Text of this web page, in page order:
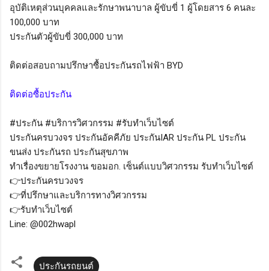
อุบัติเหตุส่วนบุคคลและรักษาพนาบาล ผู้ขับขี่ 1 ผู้โดยสาร 6 คนละ
100,000 บาท
ประกันตัวผู้ขับขี่ 300,000 บาท
ติดต่อสอบถามปรึกษาซื้อประกันรถไฟฟ้า BYD
ติดต่อซื้อประกัน
#ประกัน #บริการวิศวกรรม #รับทำเว็บไซต์
ประกันครบวงจร ประกันอัคคีภัย ประกันIAR ประกัน PL ประกัน
ขนส่ง ประกันรถ ประกันสุขภาพ
ทำเรื่องขยายโรงงาน ขอมอก. เซ็นต์แบบวิศวกรรม รับทำเว็บไซต์
👉ประกันครบวงจร
👉ที่ปรึกษาและบริการทางวิศวกรรม
👉รับทำเว็บไซต์
Line: @002hwapl
ประกันรถยนต์